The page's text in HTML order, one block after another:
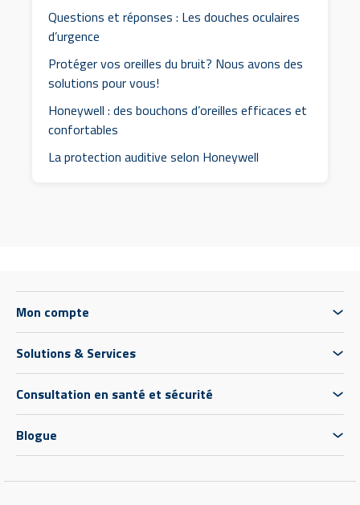
Questions et réponses : Les douches oculaires
d’urgence
Protéger vos oreilles du bruit? Nous avons des
solutions pour vous!
Honeywell : des bouchons d’oreilles efficaces et
confortables
La protection auditive selon Honeywell
Mon compte
Solutions & Services
Consultation en santé et sécurité
Blogue